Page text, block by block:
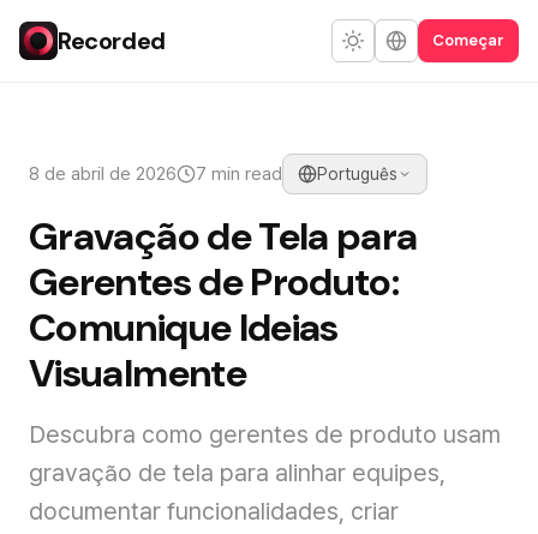
Recorded Começar
8 de abril de 2026 7 min read Português
Gravação de Tela para
Gerentes de Produto:
Comunique Ideias
Visualmente
Descubra como gerentes de produto usam
gravação de tela para alinhar equipes,
documentar funcionalidades, criar